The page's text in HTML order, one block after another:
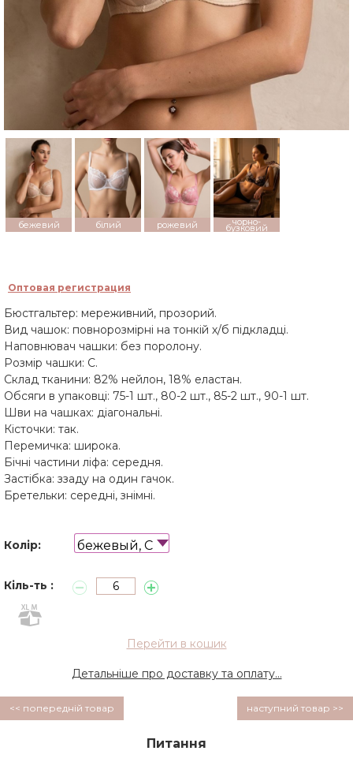
бежевий білий рожевий чорно-
бузковий
Оптовая регистрация
Бюстгальтер: мереживний, прозорий.
Вид чашок: повнорозмірні на тонкій х/б підкладці.
Наповнювач чашки: без поролону.
Розмір чашки: С.
Склад тканини: 82% нейлон, 18% еластан.
Обсяги в упаковці: 75-1 шт., 80-2 шт., 85-2 шт., 90-1 шт.
Шви на чашках: діагональні.
Кісточки: так.
Перемичка: широка.
Бічні частини ліфа: середня.
Застібка: ззаду на один гачок.
Бретельки: середні, знімні.
Колір: бежевый, C
Кіль-ть :
Перейти в кошик
Детальніше про доставку та оплату...
<< попередній товар наступний товар >>
Питання